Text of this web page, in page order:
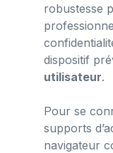
robustesse
dispositif
utilisateur.
Pour se
supports
navigateur